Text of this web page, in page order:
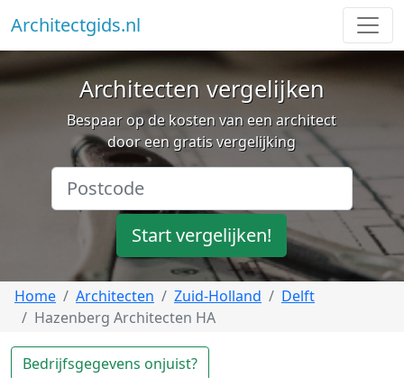
Architectgids.nl
Architecten vergelijken
Bespaar op de kosten van een architect
door een gratis vergelijking
Start vergelijken!
Home Architecten Zuid-Holland
Delft
Hazenberg Architecten HA
Bedrijfsgegevens onjuist?